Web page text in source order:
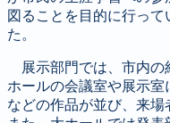
新聞
第４回 八ヶ岳高原
図ることを目的に行って
た。
展示部門では、市内の
ホールの会議室や展示
などの作品が並び、来場